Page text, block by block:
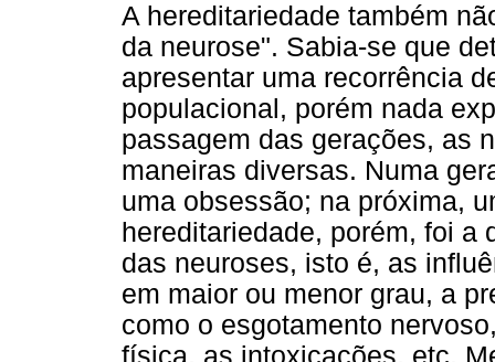
A hereditariedade também
da neurose". Sabia-se que
apresentar uma recorrência
populacional, porém nada
passagem das gerações, as
maneiras diversas. Numa
uma obsessão; na próxima,
hereditariedade, porém, foi a
das neuroses, isto é, as
em maior ou menor grau, a
como o esgotamento